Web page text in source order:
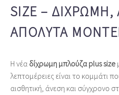
SIZE –
ΑΠΌΛΥΤΑ
Η νέα δίχρωμη μπλούζα plus size
λεπτομέρειες είναι το κομμάτι
αισθητική, άνεση και σύγχρονο